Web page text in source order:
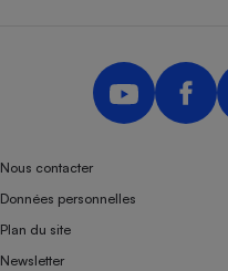
Nous contacter
Données personnelles
Plan du site
Newsletter